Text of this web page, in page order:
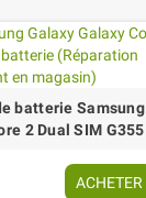
batterie Samsung
2 Dual SIM G355
ACHETER